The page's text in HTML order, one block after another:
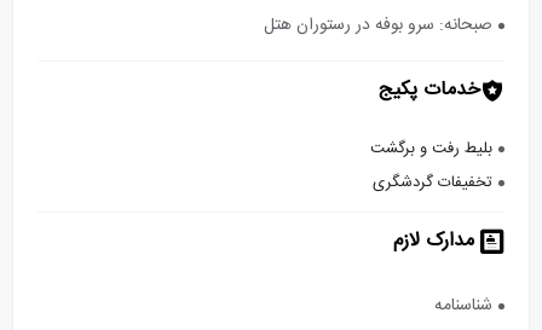
صبحانه: سرو بوفه در رستوران هتل
خدمات پکیج
بلیط رفت و برگشت
تخفیفات گردشگری
مدارک لازم
شناسنامه